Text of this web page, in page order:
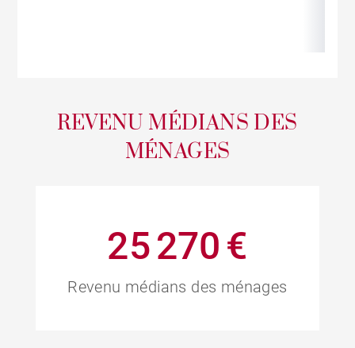
REVENU MÉDIANS DES
MÉNAGES
25 270 €
Revenu médians des ménages